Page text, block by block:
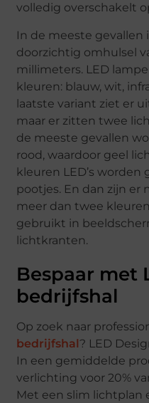
volledig overschakelt
In de meeste gevallen
doorzichtig omhulsel
millimeters. LED
kleuren: blauw, wit,
laatste variant ziet er
maar er zitten twee
de meeste gevallen
rood, waardoor geel
kleuren LED’s
pootjes. En dan zijn er
meer dan twee
gebruikt in
lichtkranten.
Bespaar met
bedrijfshal
Op zoek naar
bedrijfshal? LED
In een gemiddelde
verlichting voor 20%
Met een slim lichtplan